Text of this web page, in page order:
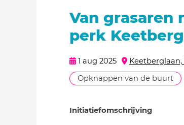
Van grasaren
perk
1 aug 2025
Opknappen van de buurt
Initiatiefomschrijving